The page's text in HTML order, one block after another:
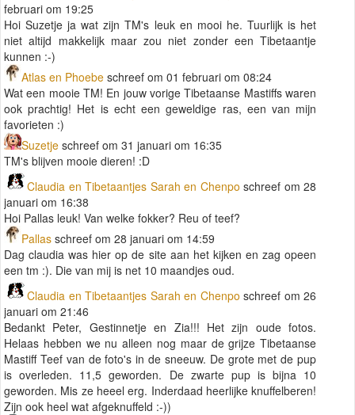
februari om 19:25
Hoi Suzetje ja wat zijn TM's leuk en mooi he. Tuurlijk is het
niet altijd makkelijk maar zou niet zonder een Tibetaantje
kunnen :-)
Atlas en Phoebe schreef om 01 februari om 08:24
Wat een mooie TM! En jouw vorige Tibetaanse Mastiffs waren
ook prachtig! Het is echt een geweldige ras, een van mijn
favorieten :)
Suzetje schreef om 31 januari om 16:35
TM's blijven mooie dieren! :D
Claudia en Tibetaantjes Sarah en Chenpo schreef om 28
januari om 16:38
Hoi Pallas leuk! Van welke fokker? Reu of teef?
Pallas schreef om 28 januari om 14:59
Dag claudia was hier op de site aan het kijken en zag opeen
een tm :). Die van mij is net 10 maandjes oud.
Claudia en Tibetaantjes Sarah en Chenpo schreef om 26
januari om 21:46
Bedankt Peter, Gestinnetje en Zia!!! Het zijn oude fotos.
Helaas hebben we nu alleen nog maar de grijze Tibetaanse
Mastiff Teef van de foto's in de sneeuw. De grote met de pup
is overleden. 11,5 geworden. De zwarte pup is bijna 10
geworden. Mis ze heeel erg. Inderdaad heerlijke knuffelberen!
Zijn ook heel wat afgeknuffeld :-))